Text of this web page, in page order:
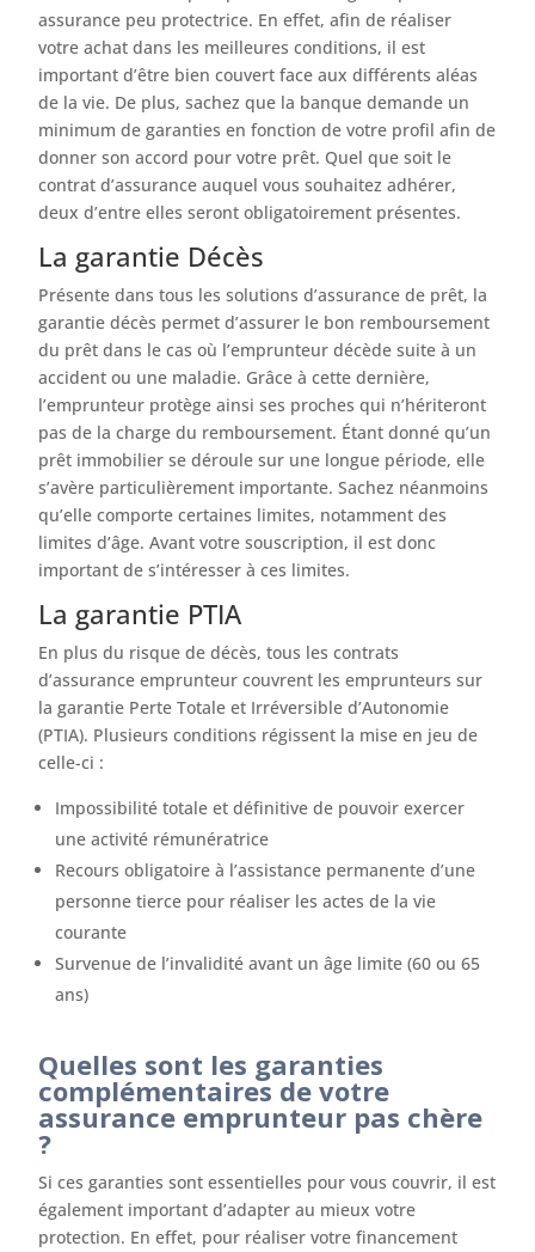
assurance peu protectrice. En effet, afin de réaliser
votre achat dans les meilleures conditions, il est
important d’être bien couvert face aux différents aléas
de la vie. De plus, sachez que la banque demande un
minimum de garanties en fonction de votre profil afin de
donner son accord pour votre prêt. Quel que soit le
contrat d’assurance auquel vous souhaitez adhérer,
deux d’entre elles seront obligatoirement présentes.
La garantie Décès
Présente dans tous les solutions d’assurance de prêt, la
garantie décès permet d’assurer le bon remboursement
du prêt dans le cas où l’emprunteur décède suite à un
accident ou une maladie. Grâce à cette dernière,
l’emprunteur protège ainsi ses proches qui n’hériteront
pas de la charge du remboursement. Étant donné qu’un
prêt immobilier se déroule sur une longue période, elle
s’avère particulièrement importante. Sachez néanmoins
qu’elle comporte certaines limites, notamment des
limites d’âge. Avant votre souscription, il est donc
important de s’intéresser à ces limites.
La garantie PTIA
En plus du risque de décès, tous les contrats
d’assurance emprunteur couvrent les emprunteurs sur
la garantie Perte Totale et Irréversible d’Autonomie
(PTIA). Plusieurs conditions régissent la mise en jeu de
celle-ci :
Impossibilité totale et définitive de pouvoir exercer
une activité rémunératrice
Recours obligatoire à l’assistance permanente d’une
personne tierce pour réaliser les actes de la vie
courante
Survenue de l’invalidité avant un âge limite (60 ou 65
ans)
Quelles sont les garanties
complémentaires de votre
assurance emprunteur pas chère
?
Si ces garanties sont essentielles pour vous couvrir, il est
également important d’adapter au mieux votre
protection. En effet, pour réaliser votre financement